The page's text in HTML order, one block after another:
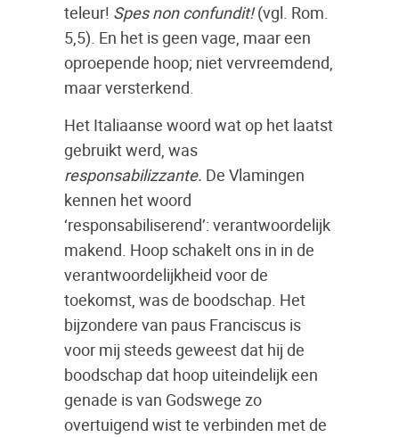
teleur! Spes non confundit!(vgl. Rom.
5,5). En het is geen vage, maar een
oproepende hoop; niet vervreemdend,
maar versterkend.
Het Italiaanse woord wat op het laatst
gebruikt werd, was
responsabilizzante. De Vlamingen
kennen het woord
‘responsabiliserend’: verantwoordelijk
makend. Hoop schakelt ons in in de
verantwoordelijkheid voor de
toekomst, was de boodschap. Het
bijzondere van paus Franciscus is
voor mij steeds geweest dat hij de
boodschap dat hoop uiteindelijk een
genade is van Godswege zo
overtuigend wist te verbinden met de